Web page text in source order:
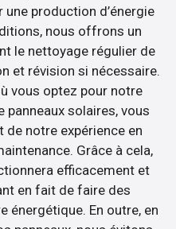
production d’énergie
nous offrons un
le nettoyage régulier de
et révision si nécessaire.
vous optez pour notre
panneaux solaires, vous
notre expérience en
Grâce à cela,
efficacement et
en fait de faire des
énergétique. En outre, en